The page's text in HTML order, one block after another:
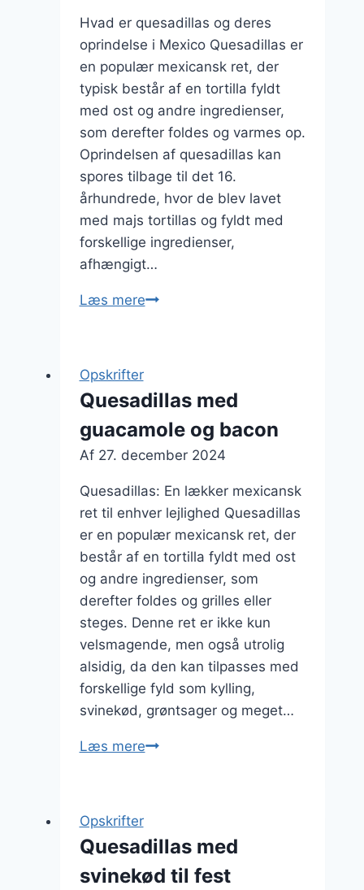
Hvad er quesadillas og deres
oprindelse i Mexico Quesadillas er
en populær mexicansk ret, der
typisk består af en tortilla fyldt
med ost og andre ingredienser,
som derefter foldes og varmes op.
Oprindelsen af quesadillas kan
spores tilbage til det 16.
århundrede, hvor de blev lavet
med majs tortillas og fyldt med
forskellige ingredienser,
afhængigt…
Læs mereQuesadillas
Opskrifter
Quesadillas med
guacamole og bacon
Af 27. december 2024
Quesadillas: En lækker mexicansk
ret til enhver lejlighed Quesadillas
er en populær mexicansk ret, der
består af en tortilla fyldt med ost
og andre ingredienser, som
derefter foldes og grilles eller
steges. Denne ret er ikke kun
velsmagende, men også utrolig
alsidig, da den kan tilpasses med
forskellige fyld som kylling,
svinekød, grøntsager og meget…
Læs mereQuesadillas
Opskrifter
Quesadillas med
svinekød til fest